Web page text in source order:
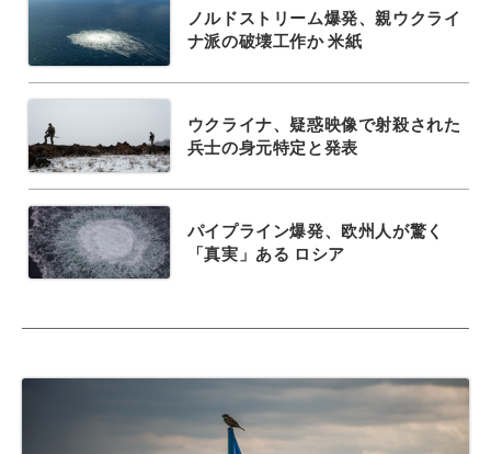
ノルドストリーム爆発、親ウクライ
ナ派の破壊工作か 米紙
ウクライナ、疑惑映像で射殺された
兵士の身元特定と発表
パイプライン爆発、欧州人が驚く
「真実」ある ロシア